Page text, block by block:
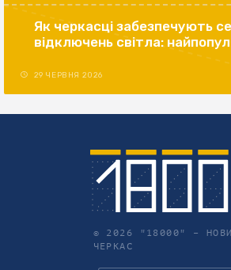
Як черкасці забезпечують
відключень світла:
29 ЧЕРВНЯ 2026
© 2026 "18000" –
ЧЕРКАС